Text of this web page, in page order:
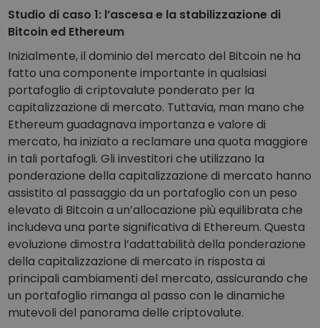
Studio di caso 1: l’ascesa e la stabilizzazione di
Bitcoin ed Ethereum
Inizialmente, il dominio del mercato del Bitcoin ne ha
fatto una componente importante in qualsiasi
portafoglio di criptovalute ponderato per la
capitalizzazione di mercato. Tuttavia, man mano che
Ethereum guadagnava importanza e valore di
mercato, ha iniziato a reclamare una quota maggiore
in tali portafogli. Gli investitori che utilizzano la
ponderazione della capitalizzazione di mercato hanno
assistito al passaggio da un portafoglio con un peso
elevato di Bitcoin a un’allocazione più equilibrata che
includeva una parte significativa di Ethereum. Questa
evoluzione dimostra l’adattabilità della ponderazione
della capitalizzazione di mercato in risposta ai
principali cambiamenti del mercato, assicurando che
un portafoglio rimanga al passo con le dinamiche
mutevoli del panorama delle criptovalute.